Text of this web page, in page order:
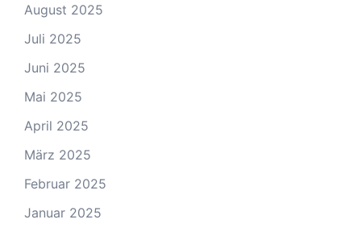
August 2025
Juli 2025
Juni 2025
Mai 2025
April 2025
März 2025
Februar 2025
Januar 2025